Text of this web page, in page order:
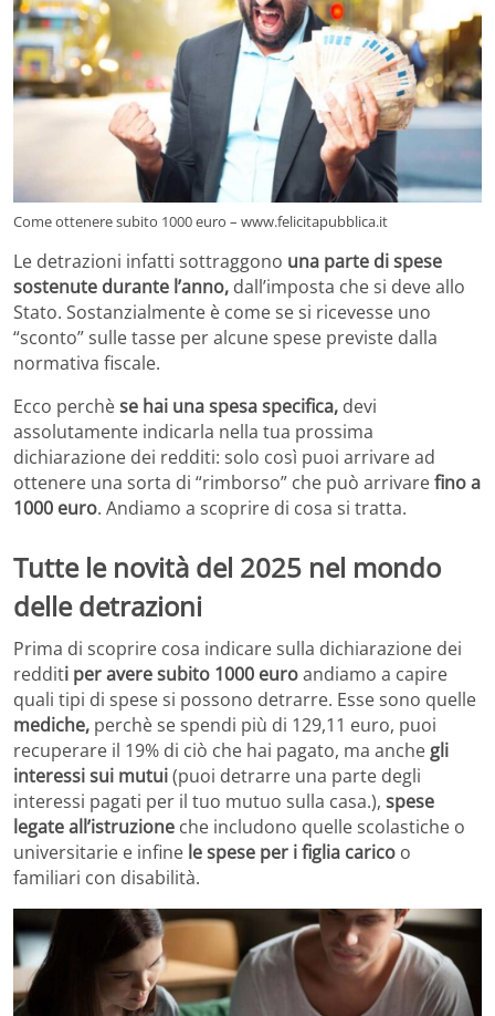
Come ottenere subito 1000 euro – www.felicitapubblica.it
Le detrazioni infatti sottraggono una parte di spese
sostenute durante l’anno, dall’imposta che si deve allo
Stato. Sostanzialmente è come se si ricevesse uno
“sconto” sulle tasse per alcune spese previste dalla
normativa fiscale.
Ecco perchèse hai una spesa specifica, devi
assolutamente indicarla nella tua prossima
dichiarazione dei redditi: solo così puoi arrivare ad
ottenere una sorta di “rimborso” che può arrivarefino a
1000 euro. Andiamo a scoprire di cosa si tratta.
Tutte le novità del 2025 nel mondo
delle detrazioni
Prima di scoprire cosa indicare sulla dichiarazione dei
redditi per avere subito 1000 euroandiamo a capire
quali tipi di spese si possono detrarre. Esse sono quelle
mediche, perchè se spendi più di 129,11 euro, puoi
recuperare il 19% di ciò che hai pagato, ma anche gli
interessi sui mutui(puoi detrarre una parte degli
interessi pagati per il tuo mutuo sulla casa.), spese
legate all’istruzione che includono quelle scolastiche o
universitarie e infine le spese per i figlia carico o
familiari con disabilità.